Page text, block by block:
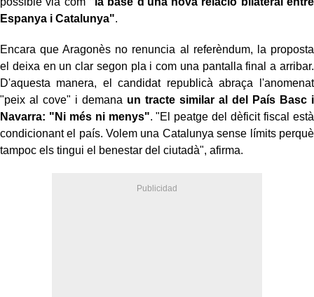
Espanya i Catalunya".
Encara que Aragonès no renuncia al referèndum, la proposta
el deixa en un clar segon pla i com una pantalla final a arribar.
D'aquesta manera, el candidat republicà abraça l'anomenat
"peix al cove" i demana un tracte similar al del País Basc i
Navarra: "Ni més ni menys". "El peatge del dèficit fiscal està
condicionant el país. Volem una Catalunya sense límits perquè
tampoc els tingui el benestar del ciutadà", afirma.